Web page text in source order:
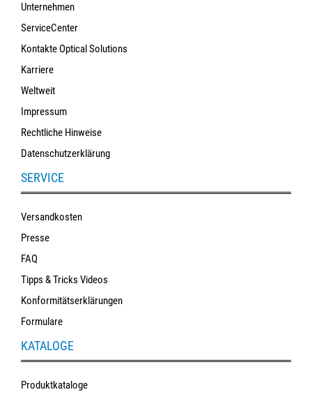
Unternehmen
ServiceCenter
Kontakte Optical Solutions
Karriere
Weltweit
Impressum
Rechtliche Hinweise
Datenschutzerklärung
SERVICE
Versandkosten
Presse
FAQ
Tipps & Tricks Videos
Konformitätserklärungen
Formulare
KATALOGE
Produktkataloge